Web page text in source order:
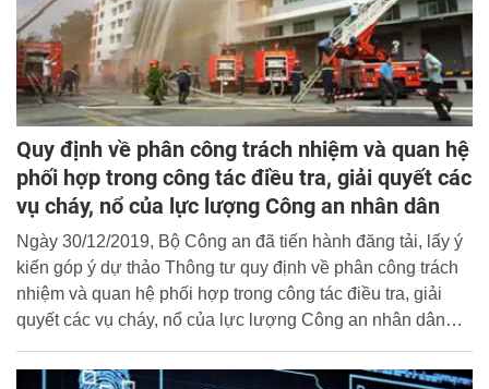
Quy định về phân công trách nhiệm và quan hệ
phối hợp trong công tác điều tra, giải quyết các
vụ cháy, nổ của lực lượng Công an nhân dân
Ngày 30/12/2019, Bộ Công an đã tiến hành đăng tải, lấy ý
kiến góp ý dự thảo Thông tư quy định về phân công trách
nhiệm và quan hệ phối hợp trong công tác điều tra, giải
quyết các vụ cháy, nổ của lực lượng Công an nhân dân
chương 19 điều.